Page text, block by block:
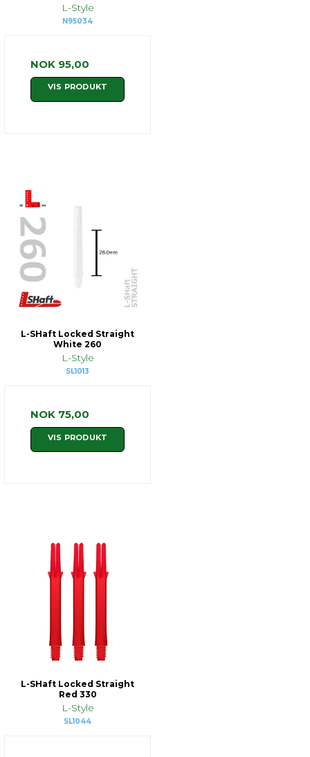
L-Style
N95034
NOK 95,00
VIS PRODUKT
L-SHaft Locked Straight
White 260
L-Style
SL1013
NOK 75,00
VIS PRODUKT
L-SHaft Locked Straight
Red 330
L-Style
SL1044